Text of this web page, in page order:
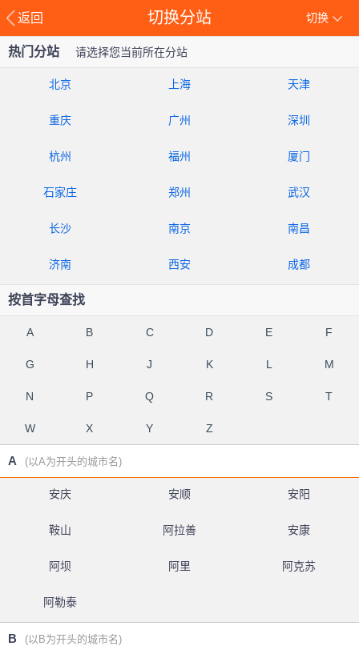
返回 切换
切换分站
热门分站 请选择您当前所在分站
北京 上海 天津
重庆 广州 深圳
杭州 福州 厦门
石家庄 郑州 武汉
长沙 南京 南昌
济南 西安 成都
按首字母查找
A B C D E F
G H J K L M
N P Q R S T
W X Y Z
A (以A为开头的城市名)
安庆 安顺 安阳
鞍山 阿拉善 安康
阿坝 阿里 阿克苏
阿勒泰
B (以B为开头的城市名)